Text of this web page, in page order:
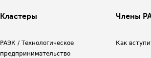
Кластеры
РАЭК / Технологическое
предпринимательство
Члены
Как